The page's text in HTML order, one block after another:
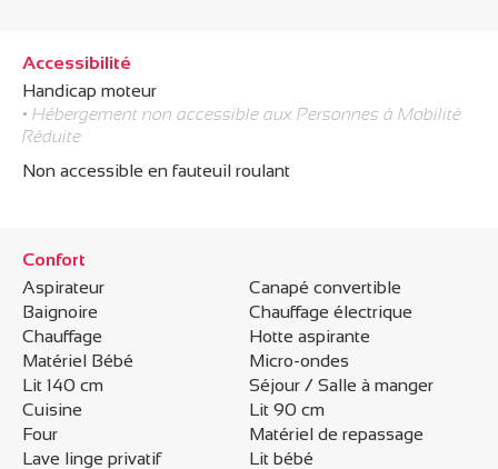
Accessibilité
Handicap moteur
• Hébergement non accessible aux Personnes à Mobilité
Réduite
Non accessible en fauteuil roulant
Confort
Aspirateur
Baignoire
Chauffage
Matériel Bébé
Lit 140 cm
Cuisine
Four
Lave linge privatif
Canapé convertible
Chauffage électrique
Hotte aspirante
Micro-ondes
Séjour / Salle à manger
Lit 90 cm
Matériel de repassage
Lit bébé